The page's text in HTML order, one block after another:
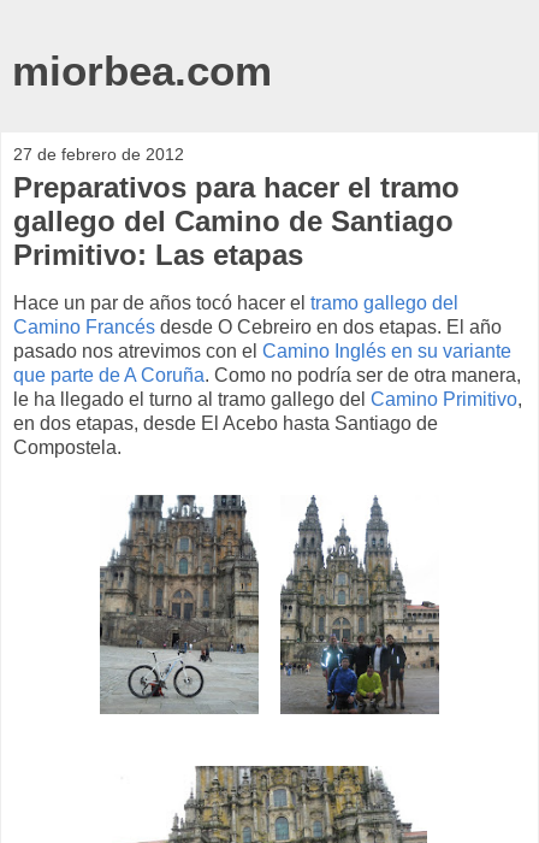
miorbea.com
27 de febrero de 2012
Preparativos para hacer el tramo
gallego del Camino de Santiago
Primitivo: Las etapas
Hace un par de años tocó hacer el tramo gallego del
Camino Francés desde O Cebreiro en dos etapas. El año
pasado nos atrevimos con el Camino Inglés en su variante
que parte de A Coruña. Como no podría ser de otra manera,
le ha llegado el turno al tramo gallego del Camino Primitivo,
en dos etapas, desde El Acebo hasta Santiago de
Compostela.